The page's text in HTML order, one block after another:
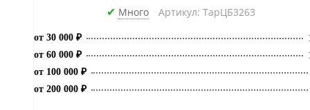
✔ Много Артикул: ТарЦБ3263
от 30 000 ₽
от 60 000 ₽
от 100 000 ₽
от 200 000 ₽